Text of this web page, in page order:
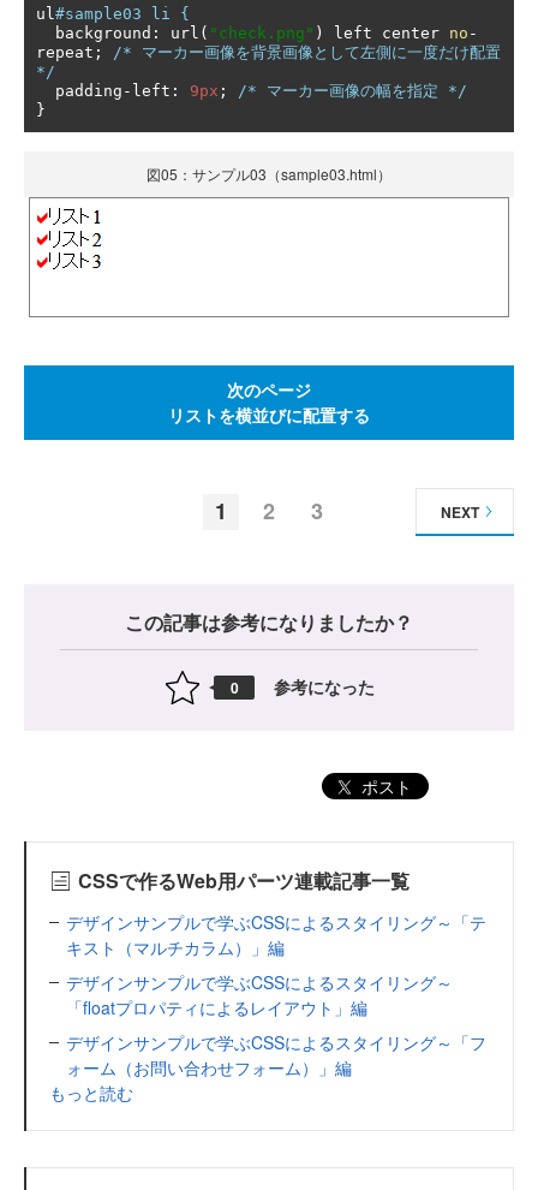
ul #sample03 li {
  background
: url ( "check.png" ) left center no -
repeat ;
/* マーカー画像を背景画像として左側に一度だけ配置
*/
  padding
- left : 9px ;
/* マーカー画像の幅を指定 */
}
図05：サンプル03（sample03.html）
次のページ
リストを横並びに配置する
1 2 3 NEXT
この記事は参考になりましたか？
0 参考になった
ポスト
CSSで作るWeb用パーツ連載記事一覧
デザインサンプルで学ぶCSSによるスタイリング～「テ
キスト（マルチカラム）」編
デザインサンプルで学ぶCSSによるスタイリング～
「floatプロパティによるレイアウト」編
デザインサンプルで学ぶCSSによるスタイリング～「フ
ォーム（お問い合わせフォーム）」編
もっと読む